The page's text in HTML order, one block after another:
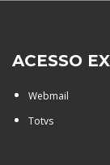
ACESSO
Webmail
Totvs